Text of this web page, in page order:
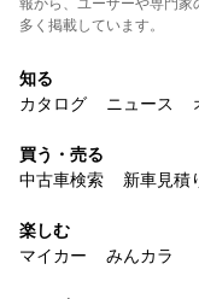
報から、ユーザーや専門
多く掲載しています。
知る
カタログ
ニュース
買う・売る
中古車検索
新車見積
楽しむ
マイカー
みんカラ